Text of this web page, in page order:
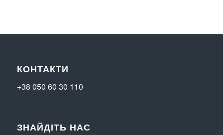
КОНТАКТИ
+38 050 60 30 110
ЗНАЙДІТЬ НАС